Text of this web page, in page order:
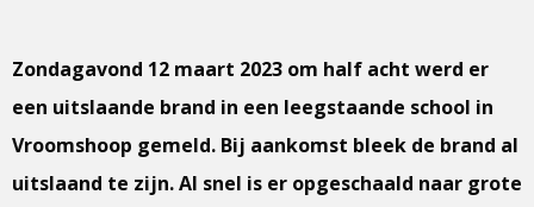
Zondagavond 12 maart 2023 om half acht werd er
een uitslaande brand in een leegstaande school in
Vroomshoop gemeld. Bij aankomst bleek de brand al
uitslaand te zijn. Al snel is er opgeschaald naar grote